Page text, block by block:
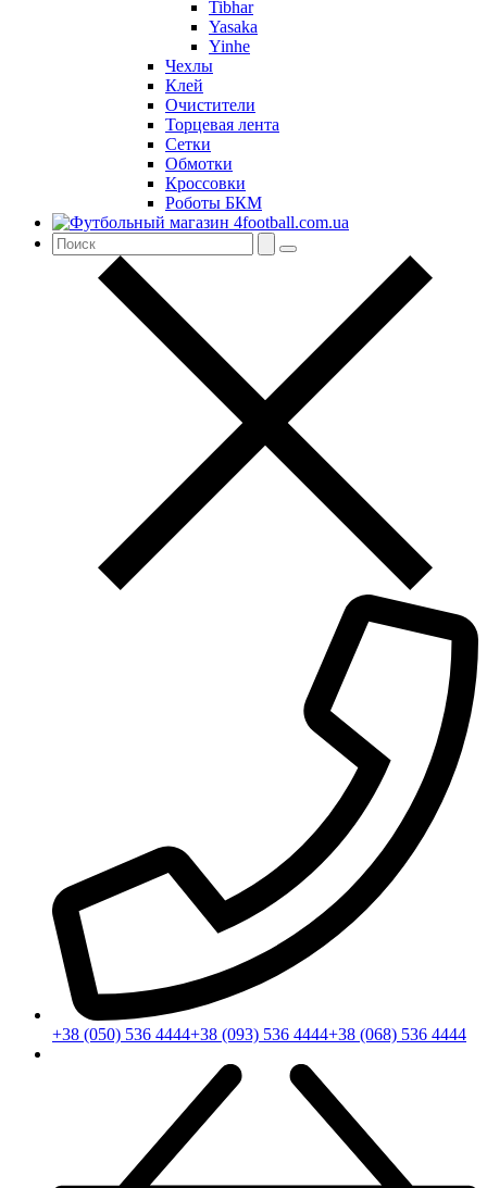
Tibhar
Yasaka
Yinhe
Чехлы
Клей
Очистители
Торцевая лента
Сетки
Обмотки
Кроссовки
Роботы БКМ
+38 (050) 536 4444+38 (093) 536 4444+38 (068) 536 4444